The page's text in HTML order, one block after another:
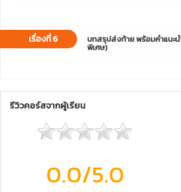
เรื่องที่ 6 บทสรุปส่งท้าย พร้อมคำแนะน
พิเศษ)
รีวิวคอร์สจากผู้เรียน
0.0/5.0